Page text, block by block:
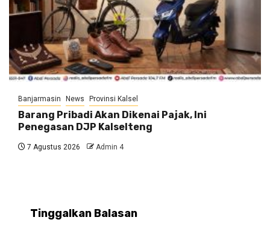
Banjarmasin News Provinsi Kalsel
Barang Pribadi Akan Dikenai Pajak, Ini
Penegasan DJP Kalselteng
7 Agustus 2026 Admin 4
Tinggalkan Balasan